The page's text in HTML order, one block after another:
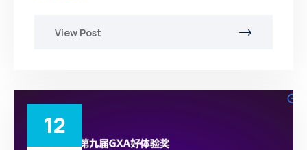
View Post
12